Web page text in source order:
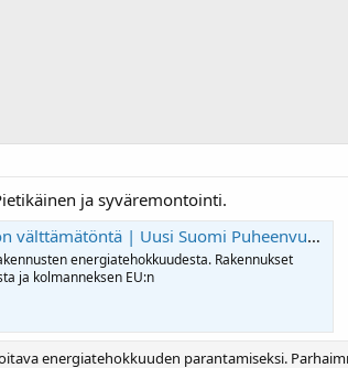
ja syväremontointi.
| Uusi Suomi Puheenvuoro
energiatehokkuudesta. Rakennukset
ja kolmanneksen EU:n
energiatehokkuuden parantamiseksi.